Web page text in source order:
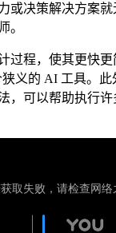
或决策解决方案
。
过程，使其更快
义的 AI 工具。此
，可以帮助执行